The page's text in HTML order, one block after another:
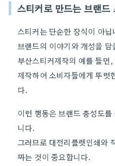
스티커로 만드는 브랜드
스티커는 단순한 장식이 아닙
브랜드의 이야기와 개성을
부산스티커제작의 예를 들면
제작하여 소비자들에게 뚜렷
다.
이런 행동은 브랜드 충성도
니다.
그러므로 대전리플렛인쇄와
짜는 것이 중요합니다.